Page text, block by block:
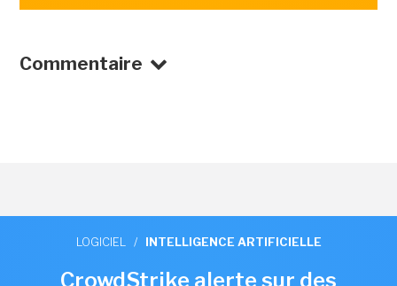
Commentaire
LOGICIEL / INTELLIGENCE ARTIFICIELLE
CrowdStrike alerte sur des